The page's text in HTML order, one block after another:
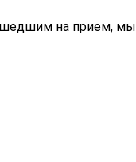
на прием,